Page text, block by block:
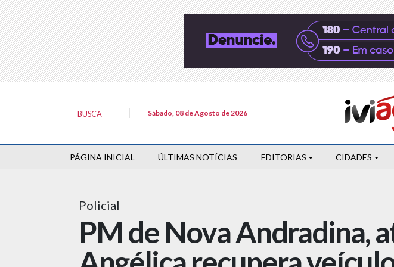
BUSCA Sábado, 08 de Agosto de 2026
PÁGINA INICIAL ÚLTIMAS NOTÍCIAS EDITORIAS CIDADES
Policial
PM de Nova Andradina,